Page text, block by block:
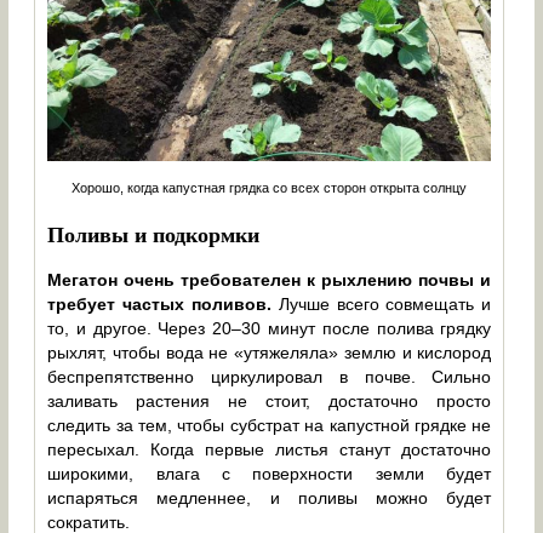
Хорошо, когда капустная грядка со всех сторон открыта солнцу
Поливы и подкормки
Мегатон очень требователен к рыхлению почвы и
требует частых поливов. Лучше всего совмещать и
то, и другое. Через 20–30 минут после полива грядку
рыхлят, чтобы вода не «утяжеляла» землю и кислород
беспрепятственно циркулировал в почве. Сильно
заливать растения не стоит, достаточно просто
следить за тем, чтобы субстрат на капустной грядке не
пересыхал. Когда первые листья станут достаточно
широкими, влага с поверхности земли будет
испаряться медленнее, и поливы можно будет
сократить.